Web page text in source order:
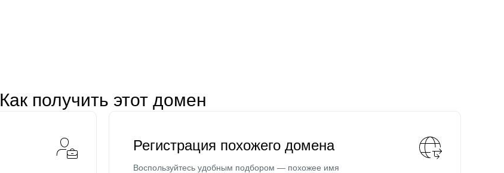
Как получить этот домен
Регистрация похожего домена
Воспользуйтесь удобным подбором — похожее имя